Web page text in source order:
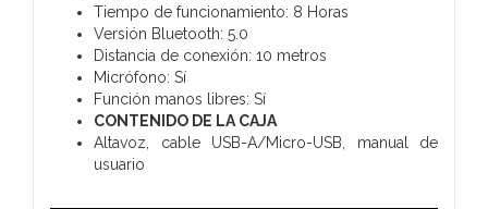
Tiempo de funcionamiento: 8 Horas
Versión Bluetooth: 5.0
Distancia de conexión: 10 metros
Micrófono: Sí
Función manos libres: Sí
CONTENIDO DE LA CAJA
Altavoz, cable USB-A/Micro-USB, manual de
usuario